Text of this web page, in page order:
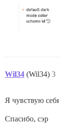
Wil34 (Wil34) 3
Я чувствую
Спасибо, сэр